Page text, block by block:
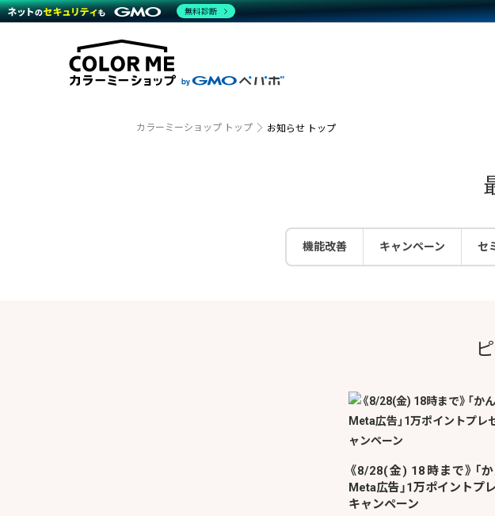
商材一覧を見る
機能一覧を見る
越境EC（海外販売）
売上につながる集客
複数店舗との連携
料金
プラン・料金一覧を見る
事例
運営サポート
サポート一覧を見る
開発・API連携代行
カラーミーショップ トップ お知らせ トップ
機能改善 キャンペーン セ
《8/28(金) 18時まで》「
Meta広告」1万ポイントプ
キャンペーン
無料診断